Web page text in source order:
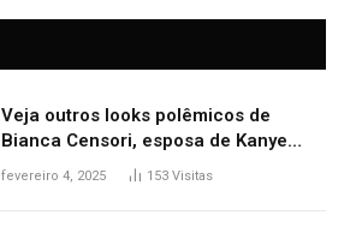
Veja outros looks polêmicos de
Bianca Censori, esposa de Kanye
West que apareceu nua no Grammy
fevereiro 4, 2025 153 Visitas